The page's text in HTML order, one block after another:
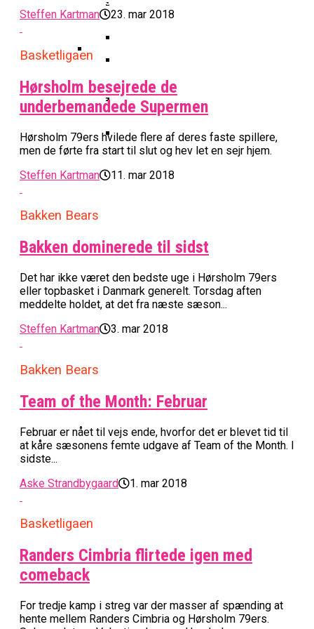
Bakken Bears Åbner FIBA Europe
Imponerede Stort I Debut I Youth
Bakken Bears Skuffede Og
Misser Champions League-
Basketball Champions League
Spilletid I Testkamp Mod
Portland Trail Blazers
Portland Trail Blazers I NBA-
Vanvittigt Overtidsdrama Mod
USA
Medie: Lebron James Vil Stå I
Spidsen For USA Ved OL 2024
Basketligaen
Medlemstal I Dansk Basket Boomer:
Fremgang For 12. År I Træk
Steffen Kartman
23. mar 2018
Basketligaen
Hørsholm besejrede de
underbemandede Supermen
Hørsholm 79ers hvilede flere af deres faste spillere,
men de førte fra start til slut og hev let en sejr hjem.
Steffen Kartman
11. mar 2018
Bakken Bears
Bakken dominerede til sidst
Det har ikke været den bedste uge i Hørsholm 79ers
eller topbasket i Danmark generelt. Torsdag aften
meddelte holdet, at det fra næste sæson...
Steffen Kartman
3. mar 2018
Bakken Bears
Team of the Month: Februar
Februar er nået til vejs ende, hvorfor det er blevet tid til
at kåre sæsonens femte udgave af Team of the Month. I
sidste...
Aske Strandbygaard
1. mar 2018
Basketligaen
Randers Cimbria flirtede igen med
comeback
For tredje kamp i streg var der masser af spænding at
hente mellem Randers Cimbria og Hørsholm 79ers.